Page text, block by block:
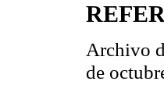
Archivo
de